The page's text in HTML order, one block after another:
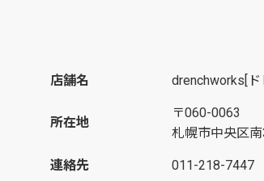
店舗名 drenchworks[ド
所在地
〒060-0063
札幌市中央区
連絡先 011-218-7447